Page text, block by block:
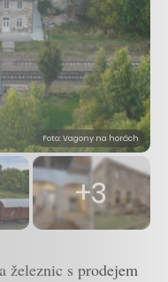
Foto: Vagony na horách
+3
železnic s prodejem